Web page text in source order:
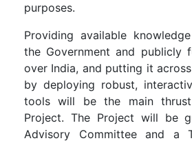
purposes.
Providing available
the Government and publicly
over India, and putting it
by deploying robust,
tools will be the main
Project. The Project will be
Advisory Committee and a